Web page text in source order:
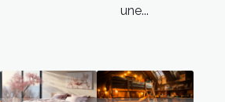
une...